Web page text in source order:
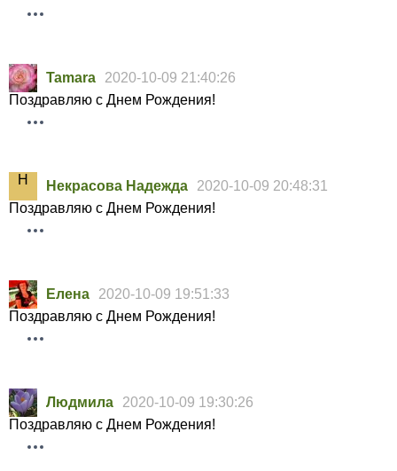
Tamara
2020-10-09 21:40:26
Поздравляю с Днем Рождения!
Некрасова Надежда
2020-10-09 20:48:31
Поздравляю с Днем Рождения!
Елена
2020-10-09 19:51:33
Поздравляю с Днем Рождения!
Людмила
2020-10-09 19:30:26
Поздравляю с Днем Рождения!